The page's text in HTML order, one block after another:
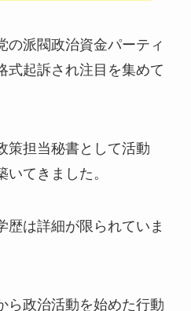
の派閥政治資金パーティ
式起訴され注目を集めて
策担当秘書として活動
いてきました。
歴は詳細が限られていま
ら政治活動を始めた行動